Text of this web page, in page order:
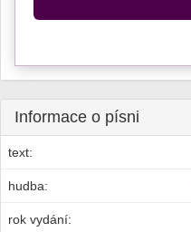
Informace o písni
text:
hudba:
rok vydání: